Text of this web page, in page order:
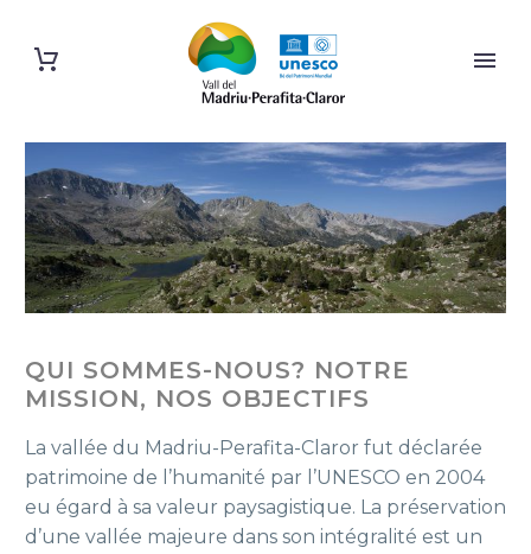
QUI SOMMES-NOUS? NOTRE
MISSION, NOS OBJECTIFS
La vallée du Madriu-Perafita-Claror fut déclarée
patrimoine de l’humanité par l’UNESCO en 2004
eu égard à sa valeur paysagistique. La préservation
d’une vallée majeure dans son intégralité est un